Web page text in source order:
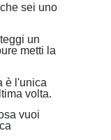
sei uno
un
metti la
è l'unica
volta.
vuoi